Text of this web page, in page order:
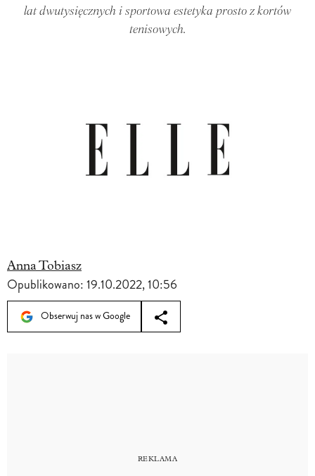
lat dwutysięcznych i sportowa estetyka prosto z kortów
tenisowych.
Anna Tobiasz
Opublikowano:19.10.2022, 10:56
Obserwuj nas w Google